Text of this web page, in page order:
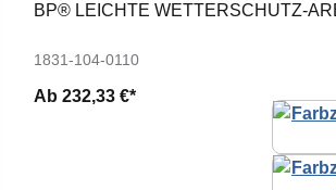
BP® LEICHTE WETTERSCHUTZ-
1831-104-0110
Ab 232,33 €*